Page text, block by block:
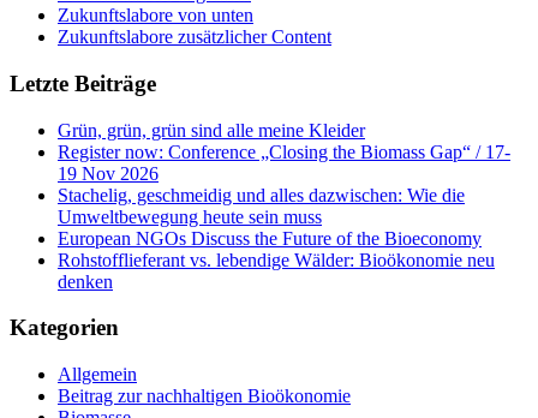
Zukunftslabore von unten
Zukunftslabore zusätzlicher Content
Letzte Beiträge
Grün, grün, grün sind alle meine Kleider
Register now: Conference „Closing the Biomass Gap“ / 17-
19 Nov 2026
Stachelig, geschmeidig und alles dazwischen: Wie die
Umweltbewegung heute sein muss
European NGOs Discuss the Future of the Bioeconomy
Rohstofflieferant vs. lebendige Wälder: Bioökonomie neu
denken
Kategorien
Allgemein
Beitrag zur nachhaltigen Bioökonomie